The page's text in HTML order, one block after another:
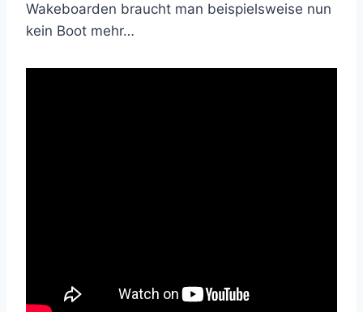
Wakeboarden braucht man beispielsweise nun
kein Boot mehr…